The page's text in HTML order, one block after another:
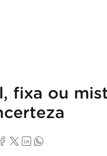
fixa ou